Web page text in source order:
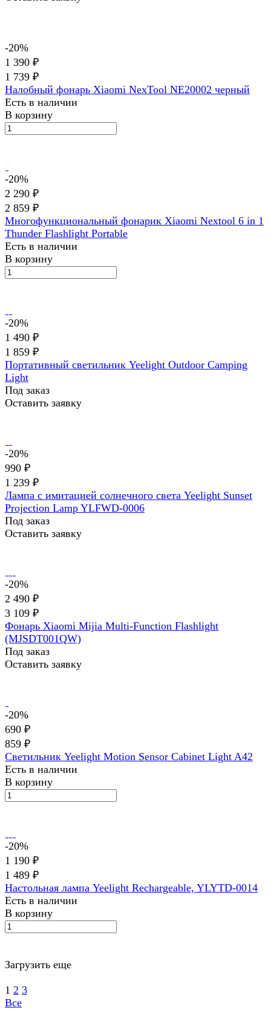
-20%
1 390 ₽
1 739 ₽
Налобный фонарь Xiaomi NexTool NE20002 черный
Есть в наличии
В корзину
-20%
2 290 ₽
2 859 ₽
Многофункциональный фонарик Xiaomi Nextool 6 in 1
Thunder Flashlight Portable
Есть в наличии
В корзину
-20%
1 490 ₽
1 859 ₽
Портативный светильник Yeelight Outdoor Camping
Light
Под заказ
Оставить заявку
-20%
990 ₽
1 239 ₽
Лампа с имитацией солнечного света Yeelight Sunset
Projection Lamp YLFWD-0006
Под заказ
Оставить заявку
-20%
2 490 ₽
3 109 ₽
Фонарь Xiaomi Mijia Multi-Function Flashlight
(MJSDT001QW)
Под заказ
Оставить заявку
-20%
690 ₽
859 ₽
Светильник Yeelight Motion Sensor Cabinet Light A42
Есть в наличии
В корзину
-20%
1 190 ₽
1 489 ₽
Настольная лампа Yeelight Rechargeable, YLYTD-0014
Есть в наличии
В корзину
Загрузить еще
1 2 3
Все